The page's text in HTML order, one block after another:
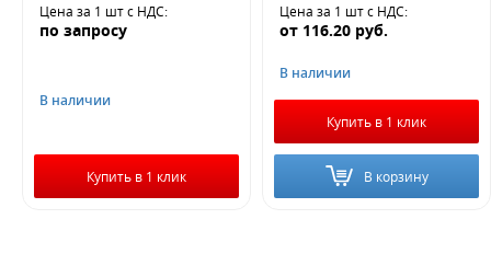
Цена за 1 штс НДС:
по запросу
В наличии
Купить в 1 клик
Цена за 1 штс НДС:
от 116.20 руб.
В наличии
Купить в 1 клик
В корзину